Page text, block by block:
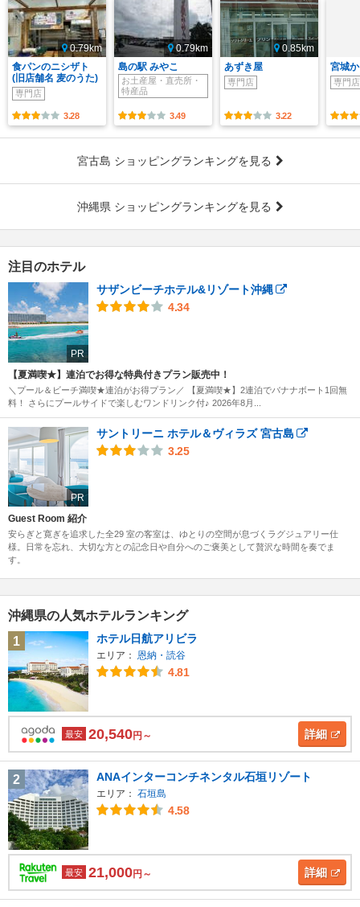
0.79km
食パンのニシザト
(旧店舗名 麦のうた)
専門店
3.28
0.79km
島の駅 みやこ
お土産屋・直売所・
特産品
3.49
0.85km
あずき屋
専門店
3.22
宮城
専門店
宮古島 ショッピングランキングを見る
沖縄県 ショッピングランキングを見る
注目のホテル
PR
サザンビーチホテル&リゾート沖縄
4.34
【夏満喫★】連泊でお得な特典付きプラン販売中！
＼プール＆ビーチ満喫★連泊がお得プラン／ 【夏満喫★】2連泊でバナナボート1回無
料！ さらにプールサイドで楽しむワンドリンク付♪ 2026年8月...
PR
サントリーニ ホテル＆ヴィラズ 宮古島
3.25
Guest Room 紹介
安らぎと寛ぎを追求した全29 室の客室は、ゆとりの空間が息づくラグジュアリー仕
様。日常を忘れ、大切な方との記念日や自分へのご褒美として贅沢な時間を奏でま
す。
沖縄県の人気ホテルランキング
1
ホテル日航アリビラ
エリア： 恩納・読谷
4.81
最安 20,540円～ 詳細
2 ANAインターコンチネンタル石垣リゾート
エリア： 石垣島
4.58
最安 21,000円～ 詳細